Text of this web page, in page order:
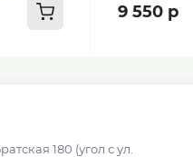
9 550 р
180 (угол с ул.